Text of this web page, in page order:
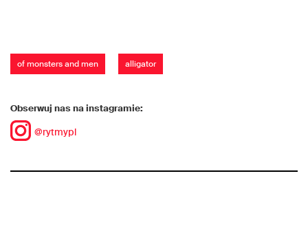
of monsters and men alligator
Obserwuj nas na instagramie:
@rytmypl